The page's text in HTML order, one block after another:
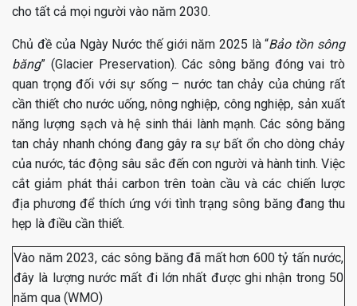
cho tất cả mọi người vào năm 2030.
Chủ đề của Ngày Nước thế giới năm 2025 là “Bảo tồn sông
băng” (Glacier Preservation). Các sông băng đóng vai trò
quan trọng đối với sự sống – nước tan chảy của chúng rất
cần thiết cho nước uống, nông nghiệp, công nghiệp, sản xuất
năng lượng sạch và hệ sinh thái lành mạnh. Các sông băng
tan chảy nhanh chóng đang gây ra sự bất ổn cho dòng chảy
của nước, tác động sâu sắc đến con người và hành tinh. Việc
cắt giảm phát thải carbon trên toàn cầu và các chiến lược
địa phương để thích ứng với tình trạng sông băng đang thu
hẹp là điều cần thiết.
Vào năm 2023, các sông băng đã mất hơn 600 tỷ tấn nước,
đây là lượng nước mất đi lớn nhất được ghi nhận trong 50
năm qua (WMO)